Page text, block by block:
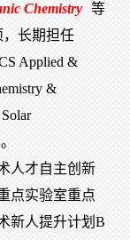
Chemistry 等
，长期担任
Applied &
&
人才自主创新
点实验室重点
新人提升计划B